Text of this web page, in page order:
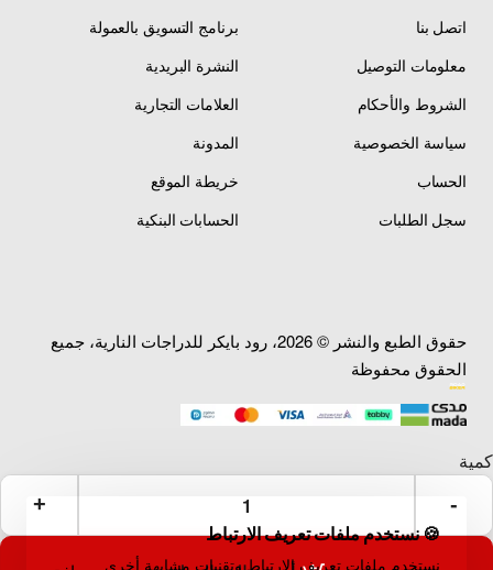
🍪 نستخدم ملفات تعريف الارتباط
نستخدم ملفات تعريف الارتباط وتقنيات مشابهة أخرى
اتصل بنا
معلومات التوصيل
الشروط والأحكام
سياسة الخصوصية
الحساب
سجل الطلبات
برنامج التسويق بالعمولة
النشرة البريدية
العلامات التجارية
المدونة
خريطة الموقع
الحسابات البنكية
حقوق الطبع والنشر © 2026، رود بايكر للدراجات النارية، جميع
الحقوق محفوظة